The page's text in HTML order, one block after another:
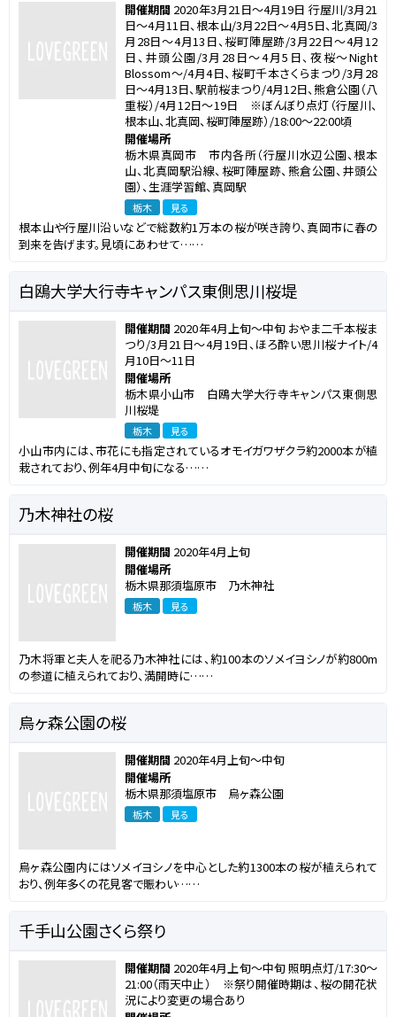
開催期間 2020年3月21日～4月19日 行屋川/3月21
日～4月11日、根本山/3月22日～4月5日、北真岡/3
月28日～4月13日、桜町陣屋跡/3月22日～4月12
日、井頭公園/3月28日～4月5日、夜桜～Night
Blossom～/4月4日、桜町千本さくらまつり/3月28
日～4月13日、駅前桜まつり/4月12日、熊倉公園（八
重桜）/4月12日～19日 ※ぼんぼり点灯（行屋川、
根本山、北真岡、桜町陣屋跡）/18:00～22:00頃
開催場所
栃木県真岡市 市内各所（行屋川水辺公園、根本
山、北真岡駅沿線、桜町陣屋跡、熊倉公園、井頭公
園）、生涯学習館、真岡駅
栃木 見る
根本山や行屋川沿いなどで総数約1万本の桜が咲き誇り、真岡市に春の
到来を告げます。見頃にあわせて……
白鴎大学大行寺キャンパス東側思川桜堤
開催期間 2020年4月上旬～中旬 おやま二千本桜ま
つり/3月21日～4月19日、ほろ酔い思川桜ナイト/4
月10日～11日
開催場所
栃木県小山市 白鴎大学大行寺キャンパス東側思
川桜堤
栃木 見る
小山市内には、市花にも指定されているオモイガワザクラ約2000本が植
栽されており、例年4月中旬になる……
乃木神社の桜
開催期間 2020年4月上旬
開催場所
栃木県那須塩原市 乃木神社
栃木 見る
乃木将軍と夫人を祀る乃木神社には、約100本のソメイヨシノが約800m
の参道に植えられており、満開時に……
烏ヶ森公園の桜
開催期間 2020年4月上旬～中旬
開催場所
栃木県那須塩原市 烏ヶ森公園
栃木 見る
烏ヶ森公園内にはソメイヨシノを中心とした約1300本の桜が植えられて
おり、例年多くの花見客で賑わい……
千手山公園さくら祭り
開催期間 2020年4月上旬～中旬 照明点灯/17:30～
21:00（雨天中止） ※祭り開催時期は、桜の開花状
況により変更の場合あり